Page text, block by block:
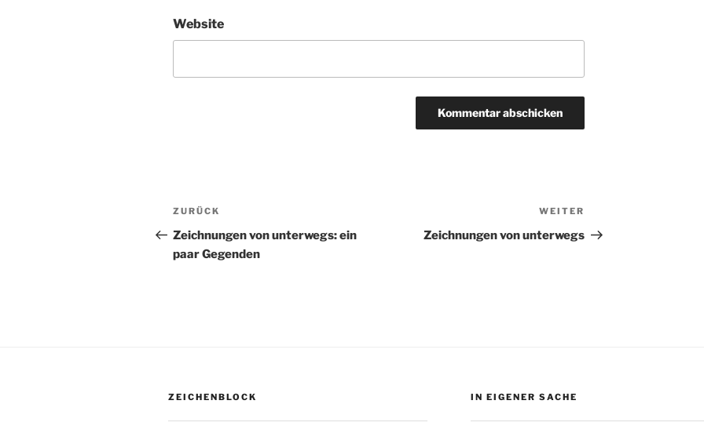
Website
Beitragsnavigation
Vorheriger
Beitrag
ZURÜCK
Zeichnungen von unterwegs: ein
paar Gegenden
Beitrag
WEITER
Zeichnungen von unterwegs
ZEICHENBLOCK IN EIGENER SACHE